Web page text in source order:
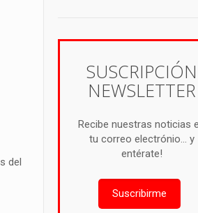
del
SUSCRIPCIÓN
NEWSLETTER
Recibe nuestras noticias
tu correo electrónio... y
entérate!
Suscribirme